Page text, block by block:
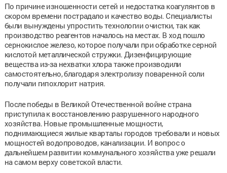
По причине изношенности сетей и недостатка коагулянтов в
скором времени пострадало и качество воды. Специалисты
были вынуждены упростить технологии очистки, так как
производство реагентов началось на местах. В ход пошло
сернокислое железо, которое получали при обработке серной
кислотой металлической стружки. Дизенфицирующие
вещества из-за нехватки хлора также производили
самостоятельно, благодаря электролизу поваренной соли
получали гипохлорит натрия.
После победы в Великой Отечественной войне страна
приступила к восстановлению разрушенного народного
хозяйства. Новые промышленные мощности,
поднимающиеся жилые кварталы городов требовали и новых
мощностей водопроводов, канализации. И вопрос о
дальнейшем развитии коммунального хозяйства уже решали
на самом верху советской власти.